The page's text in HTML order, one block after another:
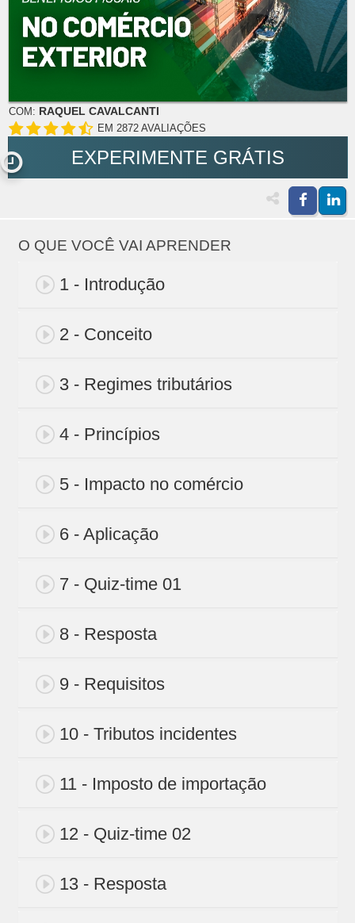
COM: RAQUEL CAVALCANTI
EM 2872 AVALIAÇÕES
EXPERIMENTE GRÁTIS
O QUE VOCÊ VAI APRENDER
1 - Introdução
2 - Conceito
3 - Regimes tributários
4 - Princípios
5 - Impacto no comércio
6 - Aplicação
7 - Quiz-time 01
8 - Resposta
9 - Requisitos
10 - Tributos incidentes
11 - Imposto de importação
12 - Quiz-time 02
13 - Resposta